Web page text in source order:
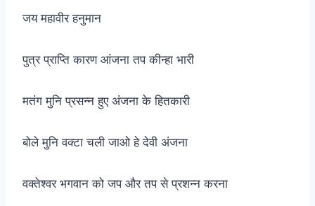
जय महावीर हनुमान
पुत्र प्राप्ति कारण आंजना तप कीन्हा भारी
मतंग मुनि प्रसन्न हुए अंजना के हितकारी
बोले मुनि वक्टा चली जाओ हे देवी अंजना
वक्तेश्वर भगवान को जप और तप से प्रशन्न करना